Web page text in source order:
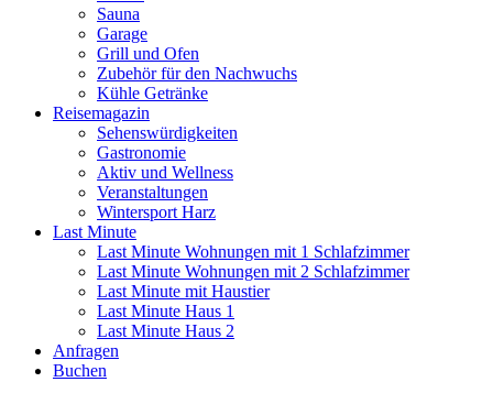
Sauna
Garage
Grill und Ofen
Zubehör für den Nachwuchs
Kühle Getränke
Reisemagazin
Sehenswürdigkeiten
Gastronomie
Aktiv und Wellness
Veranstaltungen
Wintersport Harz
Last Minute
Last Minute Wohnungen mit 1 Schlafzimmer
Last Minute Wohnungen mit 2 Schlafzimmer
Last Minute mit Haustier
Last Minute Haus 1
Last Minute Haus 2
Anfragen
Buchen